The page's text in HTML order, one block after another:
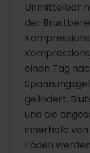
Unmittelbar
der
einen Tag
gelindert.
und die
innerhalb
Fäden